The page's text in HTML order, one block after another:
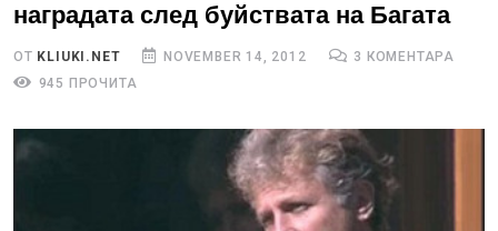
наградата след буйствата на Багата
ОТ KLIUKI.NET NOVEMBER 14, 2012
3 КОМЕНТАРА
945 ПРОЧИТА